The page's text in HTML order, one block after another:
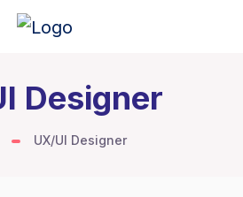
Designer
UX/UI Designer